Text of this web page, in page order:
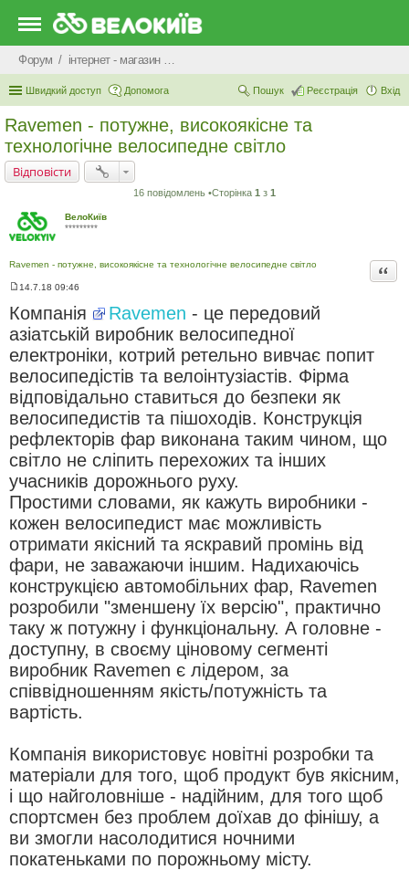
Форум iнтернет - магазин *Velosiped.com*
Швидкий доступ Допомога Вхід
Реєстрація
Пошук
Ravemen - потужне, високоякісне та
технологічне велосипедне світло
Відповісти
16 повідомлень •Сторінка 1 з 1
ВелоКиїв
*********
Ravemen - потужне, високоякісне та технологічне велосипедне світло
в
д
о
м
л
е
н
н
я
14.7.18 09:46
Компанія Ravemen - це передовий
азіатській виробник велосипедної
електроніки, котрий ретельно вивчає попит
велосипедістів та велоінтузіастів. Фірма
відповідально ставиться до безпеки як
велосипедистів та пішоходів. Конструкція
рефлекторів фар виконана таким чином, що
світло не сліпить перехожих та інших
учасників дорожнього руху.
Простими словами, як кажуть виробники -
кожен велосипедист має можливість
отримати якісний та яскравий промінь від
фари, не заважаючи іншим. Надихаючісь
конструкцією автомобільних фар, Ravemen
розробили "зменшену їх версію", практично
таку ж потужну і функціональну. А головне -
доступну, в своєму ціновому сегменті
виробник Ravemen є лідером, за
співвідношенням якість/потужність та
вартість.
Компанія використовує новітні розробки та
матеріали для того, щоб продукт був якісним,
і що найголовніше - надійним, для того щоб
спортсмен без проблем доїхав до фінішу, а
ви змогли насолодитися ночними
покатеньками по порожньому місту.